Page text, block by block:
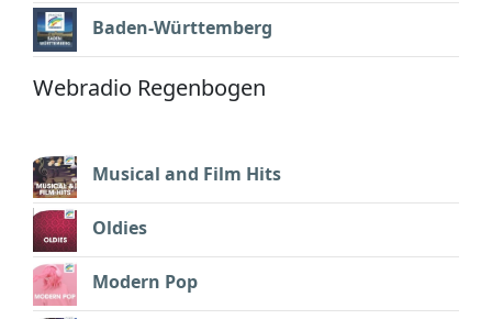
Baden-Württemberg
Webradio Regenbogen
Musical and Film Hits
Oldies
Modern Pop